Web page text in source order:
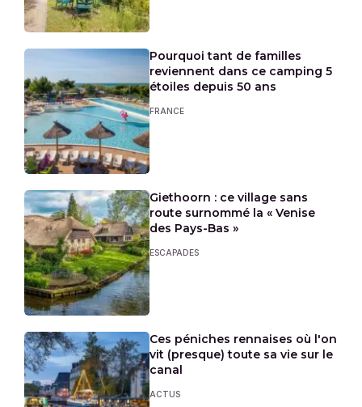
Pourquoi tant de familles
reviennent dans ce camping 5
étoiles depuis 50 ans
FRANCE
Giethoorn : ce village sans
route surnommé la « Venise
des Pays-Bas »
ESCAPADES
Ces péniches rennaises où l'on
vit (presque) toute sa vie sur le
canal
ACTUS